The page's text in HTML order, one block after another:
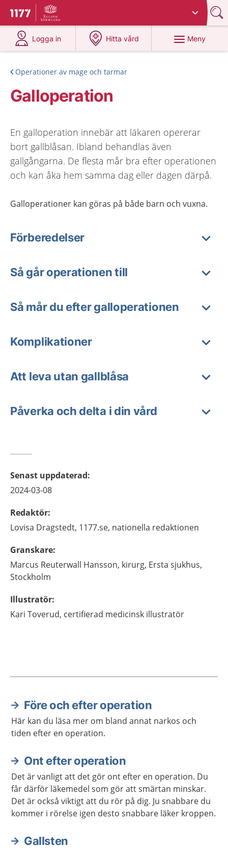
Till startsidan för 1177
Du har valt region
Logga in
på 1177.se
Hitta vård
på 1177.se
Meny
Operationer av mage och tarmar
Galloperation
En galloperation innebär att läkaren opererar
bort gallblåsan. Ibland behandlas även
gallgångarna. De flesta mår bra efter operationen
och kan åka hem samma dag eller dagen därpå.
Galloperationer kan göras på både barn och vuxna.
Förberedelser
Så går operationen till
Så mår du efter galloperationen
Komplikationer
Att leva utan gallblåsa
Påverka och delta i din vård
Senast uppdaterad:
2024-03-08
Redaktör:
Lovisa Dragstedt, 1177.se, nationella redaktionen
Granskare:
Marcus Reuterwall Hansson, kirurg, Ersta sjukhus,
Stockholm
Illustratör:
Kari Toverud, certifierad medicinsk illustratör
Aktuella artiklar
Före och efter operation
Här kan du läsa mer om bland annat narkos och
tiden efter en operation.
Ont efter operation
Det är vanligt att det gör ont efter en operation. Du
får därför läkemedel som gör att smärtan minskar.
Det är också viktigt att du rör på dig. Ju snabbare du
kommer i rörelse igen desto snabbare läker kroppen.
Gallsten